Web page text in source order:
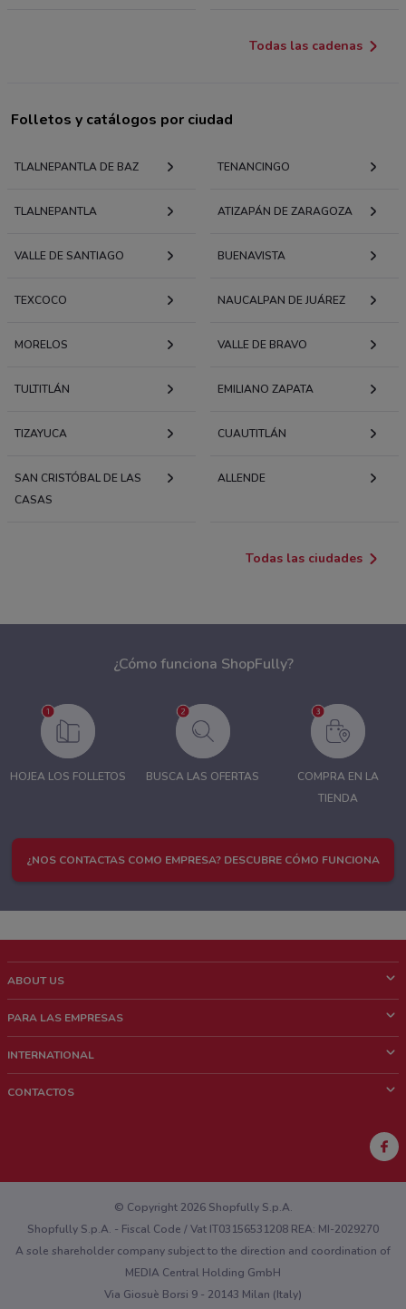
Todas las cadenas
Folletos y catálogos por ciudad
TLALNEPANTLA DE BAZ TENANCINGO
TLALNEPANTLA ATIZAPÁN DE ZARAGOZA
VALLE DE SANTIAGO BUENAVISTA
TEXCOCO NAUCALPAN DE JUÁREZ
MORELOS VALLE DE BRAVO
TULTITLÁN EMILIANO ZAPATA
TIZAYUCA CUAUTITLÁN
SAN CRISTÓBAL DE LAS
CASAS
ALLENDE
Todas las ciudades
¿Cómo funciona ShopFully?
HOJEA LOS FOLLETOS BUSCA LAS OFERTAS
COMPRA EN LA
TIENDA
¿NOS CONTACTAS COMO EMPRESA? DESCUBRE CÓMO FUNCIONA
ABOUT US
¿Quiénes Somos?
Trabaja con nosotros
PARA LAS EMPRESAS
Contacto comercial
INTERNATIONAL
CONTACTOS
¿Encontraste un problema en la web o en la aplicación?
© Copyright 2026 Shopfully S.p.A.
Shopfully S.p.A. - Fiscal Code / Vat IT03156531208 REA: MI-2029270
A sole shareholder company subject to the direction and coordination of
MEDIA Central Holding GmbH
Via Giosuè Borsi 9 - 20143 Milan (Italy)